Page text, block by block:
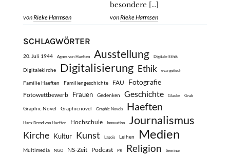
vonRieke Harmsen
besondere […]
vonRieke Harmsen
SCHLAGWÖRTER
20. Juli 1944 Agnes von Haeften Ausstellung Digitale Ethik
Digitalekirche Digitalisierung Ethik evangelisch
Familie Haeften Familiengeschichte FAU Fotografie
Fotowettbewerb Frauen Gedenken Geschichte Glaube Grab
Graphic Novel Graphicnovel Graphic Novels Haeften
Hans-Bernd von Haeften Hochschule Innovation Journalismus
Kirche Kultur Kunst Lagois Leihen Medien
Multimedia NGO NS-Zeit Podcast PR Religion Seminar